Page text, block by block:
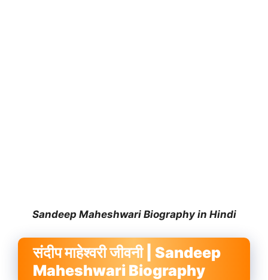
Sandeep Maheshwari Biography in Hindi
संदीप माहेश्वरी जीवनी | Sandeep
Maheshwari Biography